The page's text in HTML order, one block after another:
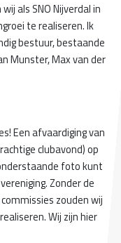
als SNO Nijverdal in
te realiseren. Ik
bestuur, bestaande
Munster, Max van der
Een afvaardiging van
clubavond) op
foto kunt
Zonder de
zouden wij
Wij zijn hier